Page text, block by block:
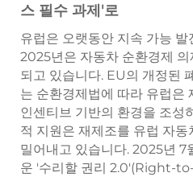
스 필수 과제'로
유럽은 오랫동안 지속 가능
2025년은 자동차 순환경제
되고 있습니다. EU의 개정된
는 순환경제법에 따라 유럽은
인센티브 기반의 환경을 조성
적 지원은 재제조를 유럽 자
밀어내고 있습니다. 2025년 7
운 '수리할 권리 2.0'(Right-